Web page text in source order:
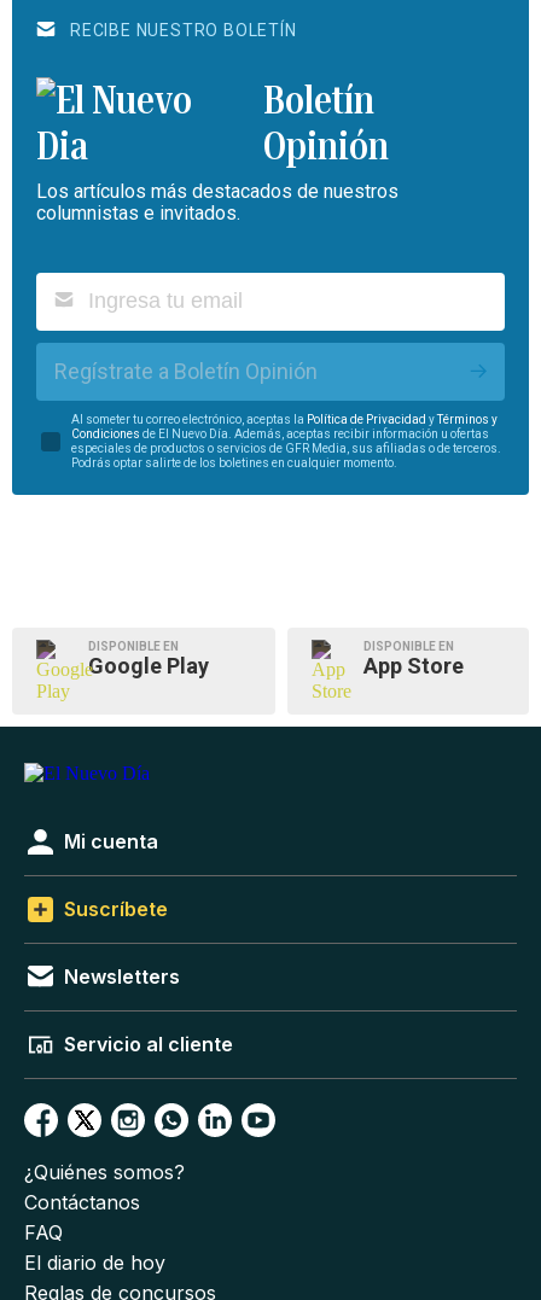
RECIBE NUESTRO BOLETÍN
Boletín
Opinión
Los artículos más destacados de nuestros
columnistas e invitados.
Regístrate a Boletín Opinión
Al someter tu correo electrónico, aceptas la Política de Privacidad yTérminos y
Condiciones de El Nuevo Día. Además, aceptas recibir información u ofertas
especiales de productos o servicios de GFR Media, sus afiliadas o de terceros.
Podrás optar salirte de los boletines en cualquier momento.
DISPONIBLE EN
Google Play
DISPONIBLE EN
App Store
Mi cuenta
Suscríbete
Newsletters
Servicio al cliente
¿Quiénes somos?
Contáctanos
FAQ
El diario de hoy
Reglas de concursos